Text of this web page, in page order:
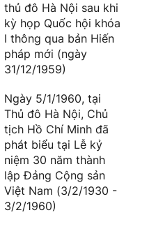
thủ đô Hà Nội sau khi
kỳ họp Quốc hội khóa
I thông qua bản Hiến
pháp mới (ngày
31/12/1959)
Ngày 5/1/1960, tại
Thủ đô Hà Nội, Chủ
tịch Hồ Chí Minh đã
phát biểu tại Lễ kỷ
niệm 30 năm thành
lập Đảng Cộng sản
Việt Nam (3/2/1930 -
3/2/1960)